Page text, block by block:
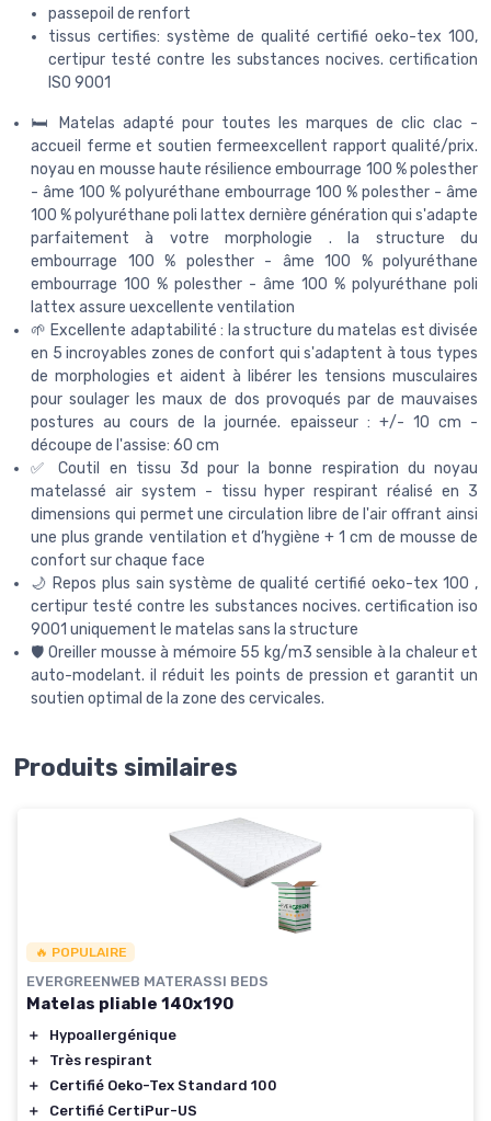
passepoil de renfort
tissus certifies: système de qualité certifié oeko-tex 100,
certipur testé contre les substances nocives. certification
ISO 9001
🛏️ Matelas adapté pour toutes les marques de clic clac -
accueil ferme et soutien fermeexcellent rapport qualité/prix.
noyau en mousse haute résilience embourrage 100 % polesther
- âme 100 % polyuréthane embourrage 100 % polesther - âme
100 % polyuréthane poli lattex dernière génération qui s'adapte
parfaitement à votre morphologie . la structure du
embourrage 100 % polesther - âme 100 % polyuréthane
embourrage 100 % polesther - âme 100 % polyuréthane poli
lattex assure uexcellente ventilation
🌱 Excellente adaptabilité : la structure du matelas est divisée
en 5 incroyables zones de confort qui s'adaptent à tous types
de morphologies et aident à libérer les tensions musculaires
pour soulager les maux de dos provoqués par de mauvaises
postures au cours de la journée. epaisseur : +/- 10 cm -
découpe de l'assise: 60 cm
✅ Coutil en tissu 3d pour la bonne respiration du noyau
matelassé air system - tissu hyper respirant réalisé en 3
dimensions qui permet une circulation libre de l'air offrant ainsi
une plus grande ventilation et d’hygiène + 1 cm de mousse de
confort sur chaque face
🌙 Repos plus sain système de qualité certifié oeko-tex 100 ,
certipur testé contre les substances nocives. certification iso
9001 uniquement le matelas sans la structure
🛡️ Oreiller mousse à mémoire 55 kg/m3 sensible à la chaleur et
auto-modelant. il réduit les points de pression et garantit un
soutien optimal de la zone des cervicales.
Produits similaires
🔥 POPULAIRE
EVERGREENWEB MATERASSI BEDS
Matelas pliable 140x190
＋
Hypoallergénique
＋
Très respirant
＋
Certifié Oeko-Tex Standard 100
＋
Certifié CertiPur-US